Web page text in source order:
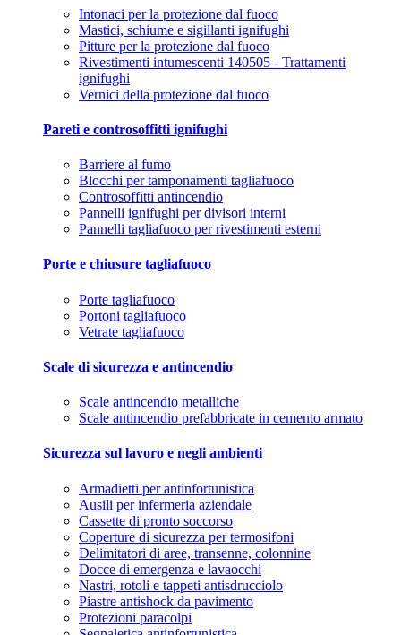
Intonaci per la protezione dal fuoco
Mastici, schiume e sigillanti ignifughi
Pitture per la protezione dal fuoco
Rivestimenti intumescenti 140505 - Trattamenti
ignifughi
Vernici della protezione dal fuoco
Pareti e controsoffitti ignifughi
Barriere al fumo
Blocchi per tamponamenti tagliafuoco
Controsoffitti antincendio
Pannelli ignifughi per divisori interni
Pannelli tagliafuoco per rivestimenti esterni
Porte e chiusure tagliafuoco
Porte tagliafuoco
Portoni tagliafuoco
Vetrate tagliafuoco
Scale di sicurezza e antincendio
Scale antincendio metalliche
Scale antincendio prefabbricate in cemento armato
Sicurezza sul lavoro e negli ambienti
Armadietti per antinfortunistica
Ausili per infermeria aziendale
Cassette di pronto soccorso
Coperture di sicurezza per termosifoni
Delimitatori di aree, transenne, colonnine
Docce di emergenza e lavaocchi
Nastri, rotoli e tappeti antisdrucciolo
Piastre antishock da pavimento
Protezioni paracolpi